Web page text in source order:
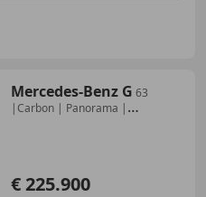
Mercedes-Benz G 63
|Carbon | Panorama |
€ 225.900